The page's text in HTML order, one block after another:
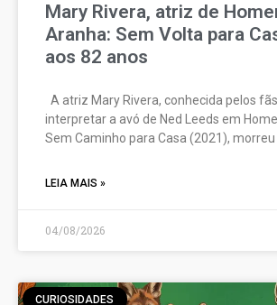
Mary Rivera, atriz de
Aranha: Sem Volta para
aos 82 anos
A atriz Mary Rivera, conhecida pelos
interpretar a avó de Ned Leeds em
Sem Caminho para Casa (2021), morreu
LEIA MAIS »
04/08/2026
CURIOSIDADES